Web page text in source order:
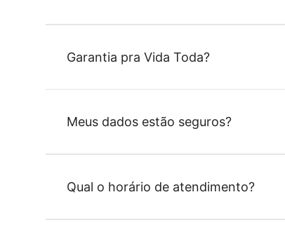
Garantia pra Vida Toda?
Meus dados estão seguros?
Qual o horário de atendimento?